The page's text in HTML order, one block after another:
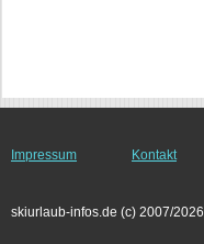
Impressum Kontakt
skiurlaub-infos.de (c) 2007/2026